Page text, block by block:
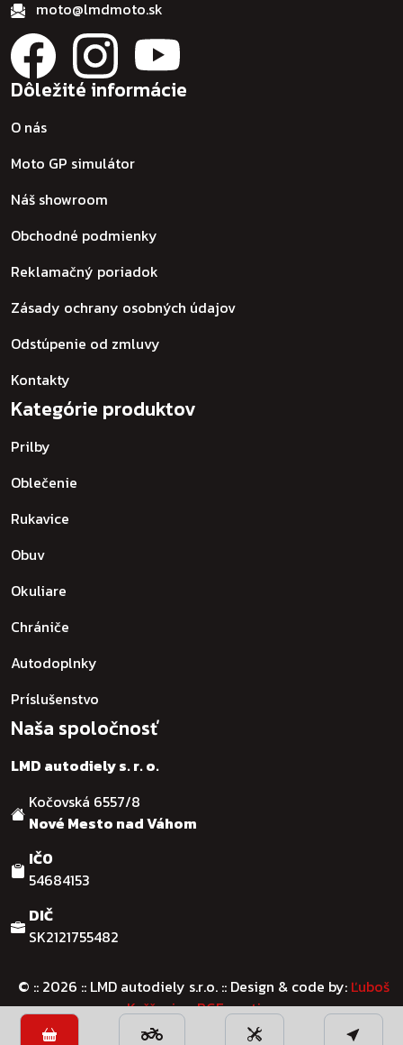
moto@lmdmoto.sk
Dôležité informácie
O nás
Moto GP simulátor
Náš showroom
Obchodné podmienky
Reklamačný poriadok
Zásady ochrany osobných údajov
Odstúpenie od zmluvy
Kontakty
Kategórie produktov
Prilby
Oblečenie
Rukavice
Obuv
Okuliare
Chrániče
Autodoplnky
Príslušenstvo
Naša spoločnosť
LMD autodiely s. r. o.
Kočovská 6557/8
Nové Mesto nad Váhom
IČO
54684153
DIČ
SK2121755482
© :: 2026 :: LMD autodiely s.r.o. :: Design & code by: Ľuboš
Kaššovic - RGFcreative